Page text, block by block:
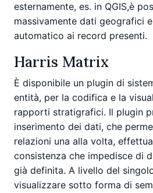
esternamente, es. in QGIS,è
massivamente dati geografici
automatico ai record presenti.
Harris Matrix
È disponibile un plugin di
entità, per la codifica e la
rapporti stratigrafici. Il plugin
inserimento dei dati, che
relazioni una alla volta,
consistenza che impedisce di
già definita. A livello del
visualizzare sotto forma di